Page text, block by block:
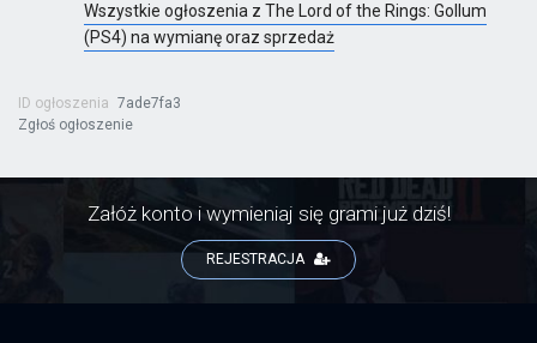
Wszystkie ogłoszenia z The Lord of the Rings: Gollum
(PS4) na wymianę oraz sprzedaż
ID ogłoszenia 7ade7fa3
Zgłoś ogłoszenie
Załóż konto i wymieniaj się grami już dziś!
REJESTRACJA